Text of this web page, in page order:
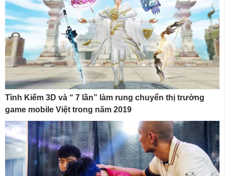
Tình Kiếm 3D và “ 7 lần” làm rung chuyển thị trường
game mobile Việt trong năm 2019